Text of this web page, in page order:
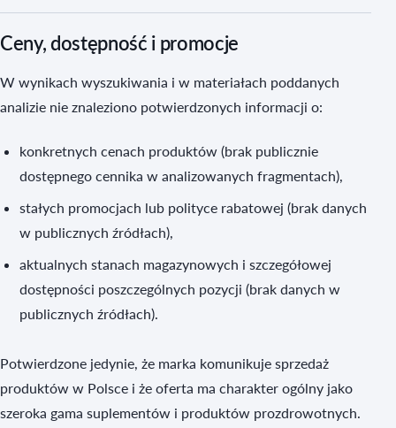
Ceny, dostępność i promocje
W wynikach wyszukiwania i w materiałach poddanych
analizie nie znaleziono potwierdzonych informacji o:
konkretnych cenach produktów (brak publicznie
dostępnego cennika w analizowanych fragmentach),
stałych promocjach lub polityce rabatowej (brak danych
w publicznych źródłach),
aktualnych stanach magazynowych i szczegółowej
dostępności poszczególnych pozycji (brak danych w
publicznych źródłach).
Potwierdzone jedynie, że marka komunikuje sprzedaż
produktów w Polsce i że oferta ma charakter ogólny jako
szeroka gama suplementów i produktów prozdrowotnych.